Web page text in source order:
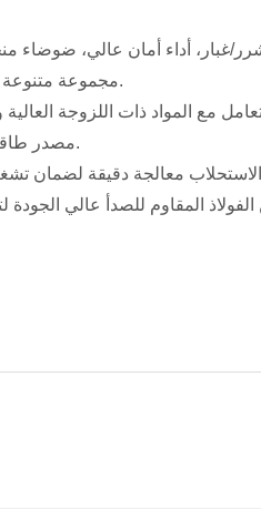
مجموعة متنوعة من متطلبات التشتت والخلط عالية الطلب.
· مصدر طاقة 220 فولت، لتلبية بيئات العمل المختلفة.